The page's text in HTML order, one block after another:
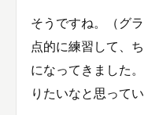
そうですね。（グ
点的に練習して、
になってきました
りたいなと思ってい